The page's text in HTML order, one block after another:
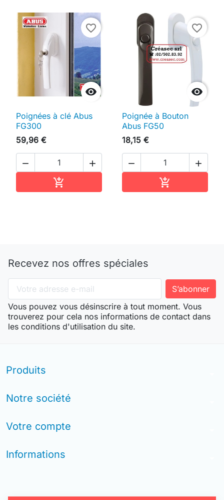

favorite_border
Poignées à clé Abus
FG300
59,96 €
 


favorite_border
Poignée à Bouton
Abus FG50
18,15 €
 

Recevez nos offres spéciales
Vous pouvez vous désinscrire à tout moment. Vous
trouverez pour cela nos informations de contact dans
les conditions d'utilisation du site.
Produits
Notre société
Votre compte
Informations